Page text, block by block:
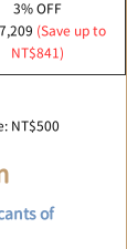
3% OFF
(Save up to
NT$841)
NT$500
of